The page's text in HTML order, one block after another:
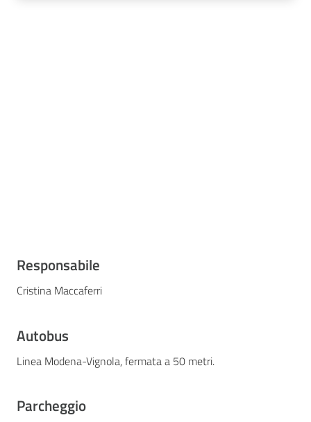
Responsabile
Cristina Maccaferri
Autobus
Linea Modena-Vignola, fermata a 50 metri.
Parcheggio